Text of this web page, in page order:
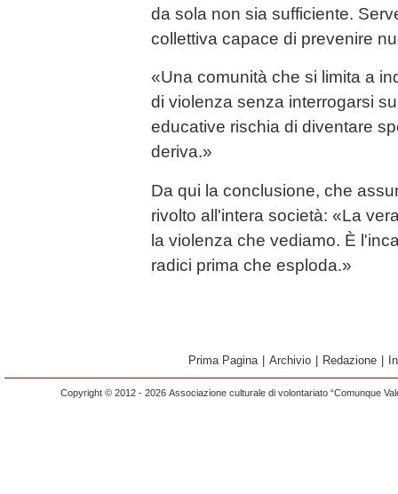
da sola non sia sufficiente.
collettiva capace di prevenire
«Una comunità che si limita a
di violenza senza interrogarsi
educative rischia di diventare
deriva.»
Da qui la conclusione, che
rivolto all'intera società: «La
la violenza che vediamo. È
radici prima che esploda.»
Prima Pagina Archivio Redazione
Copyright © 2012 - 2026 Associazione culturale di volontariato “Comunque